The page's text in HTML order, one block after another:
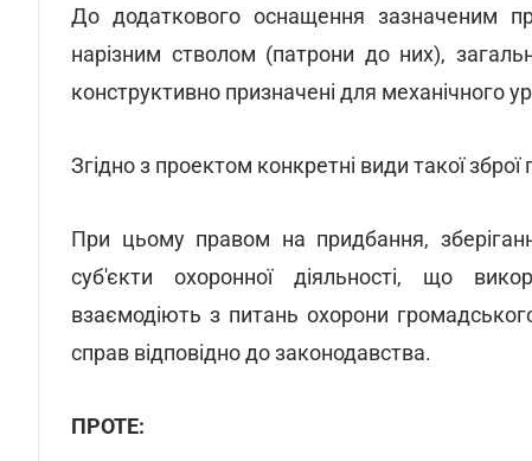
До додаткового оснащення зазначеним
нарізним стволом (патрони до них),
конструктивно призначені для механічного
Згідно з проектом конкретні види такої
При цьому правом на придбання,
суб'єкти охоронної діяльності, що
взаємодіють з питань охорони
справ відповідно до законодавства.
ПРОТЕ: